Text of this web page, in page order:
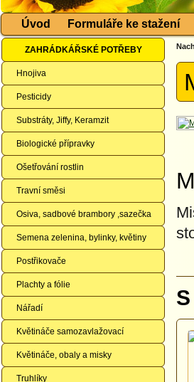
Úvod Formuláře ke stažení
ZAHRÁDKÁŘSKÉ POTŘEBY
Hnojiva
Pesticidy
Substráty, Jiffy, Keramzit
Biologické přípravky
Ošetřování rostlin
Travní směsi
Osiva, sadbové brambory ,sazečka
Semena zelenina, bylinky, květiny
Postřikovače
Plachty a fólie
Nářadí
Květináče samozavlažovací
Květináče, obaly a misky
Truhlíky